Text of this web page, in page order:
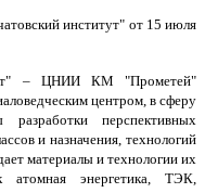
институт" от 15 июля
– ЦНИИ КМ "Прометей"
центром, в сферу
разработки перспективных
и назначения, технологий
материалы и технологии их
атомная энергетика, ТЭК,